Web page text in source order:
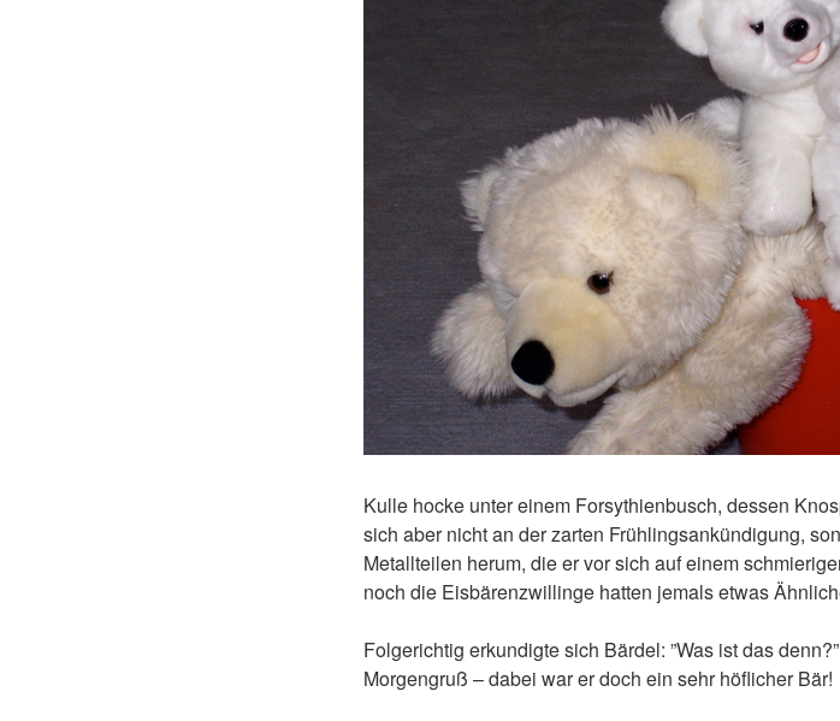
Kulle hocke unter einem Forsythienbusch, dessen
sich aber nicht an der zarten Frühlingsankündigung,
Metallteilen herum, die er vor sich auf einem
noch die Eisbärenzwillinge hatten jemals etwas
Folgerichtig erkundigte sich Bärdel: ”Was ist das
Morgengruß – dabei war er doch ein sehr höflicher Bär!